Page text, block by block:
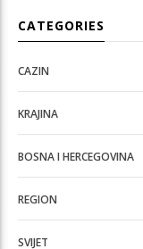
CATEGORIES
CAZIN
KRAJINA
BOSNA I HERCEGOVINA
REGION
SVIJET